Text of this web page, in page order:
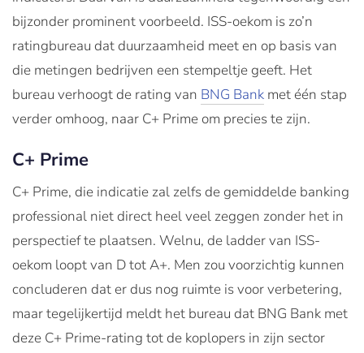
bijzonder prominent voorbeeld. ISS-oekom is zo’n
ratingbureau dat duurzaamheid meet en op basis van
die metingen bedrijven een stempeltje geeft. Het
bureau verhoogt de rating van BNG Bank met één stap
verder omhoog, naar C+ Prime om precies te zijn.
C+ Prime
C+ Prime, die indicatie zal zelfs de gemiddelde banking
professional niet direct heel veel zeggen zonder het in
perspectief te plaatsen. Welnu, de ladder van ISS-
oekom loopt van D tot A+. Men zou voorzichtig kunnen
concluderen dat er dus nog ruimte is voor verbetering,
maar tegelijkertijd meldt het bureau dat BNG Bank met
deze C+ Prime-rating tot de koplopers in zijn sector